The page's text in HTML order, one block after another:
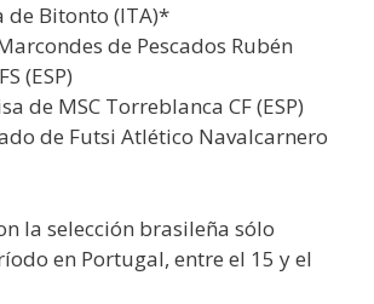
de Bitonto (ITA)*
de Pescados Rubén
(ESP)
de MSC Torreblanca CF (ESP)
de Futsi Atlético Navalcarnero
la selección brasileña sólo
en Portugal, entre el 15 y el